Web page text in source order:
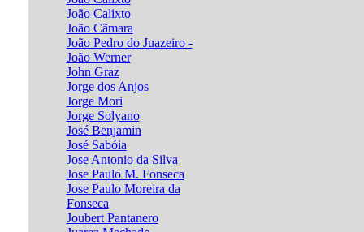
João Calixto
João Cãmara
João Pedro do Juazeiro -
João Werner
John Graz
Jorge dos Anjos
Jorge Mori
Jorge Solyano
José Benjamin
José Sabóia
Jose Antonio da Silva
Jose Paulo M. Fonseca
Jose Paulo Moreira da
Fonseca
Joubert Pantanero